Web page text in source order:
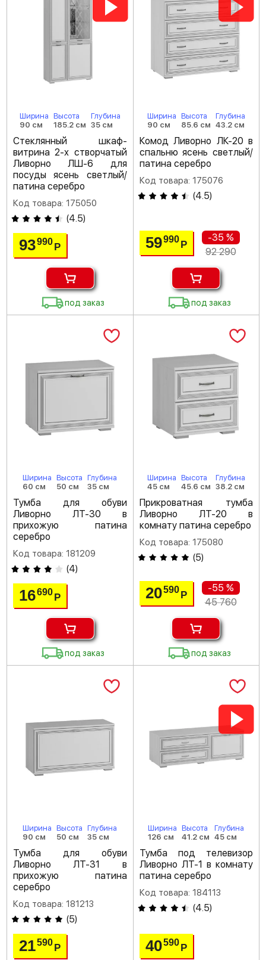
Ширина
90 см
Высота
185.2 см
Глубина
35 см
Стеклянный шкаф-
витрина 2-х створчатый
Ливорно ЛШ-6 для
посуды ясень светлый/
патина серебро
Код товара: 175050
(4.5)
93990Р
под заказ
Ширина
90 см
Высота
85.6 см
Глубина
43.2 см
Комод Ливорно ЛК-20 в
спальню ясень светлый/
патина серебро
Код товара: 175076
(4.5)
59990 Р
-35 %
92 290
под заказ
Ширина
60 см
Высота
50 см
Глубина
35 см
Тумба для обуви
Ливорно ЛТ-30 в
прихожую патина
серебро
Код товара: 181209
(4)
16690Р
под заказ
Ширина
45 см
Высота
45.6 см
Глубина
38.2 см
Прикроватная тумба
Ливорно ЛТ-20 в
комнату патина серебро
Код товара: 175080
(5)
20590 Р
-55 %
45 760
под заказ
Ширина
90 см
Высота
50 см
Глубина
35 см
Тумба для обуви
Ливорно ЛТ-31 в
прихожую патина
серебро
Код товара: 181213
(5)
21590Р
Ширина
126 см
Высота
41.2 см
Глубина
45 см
Тумба под телевизор
Ливорно ЛТ-1 в комнату
патина серебро
Код товара: 184113
(4.5)
40590 Р